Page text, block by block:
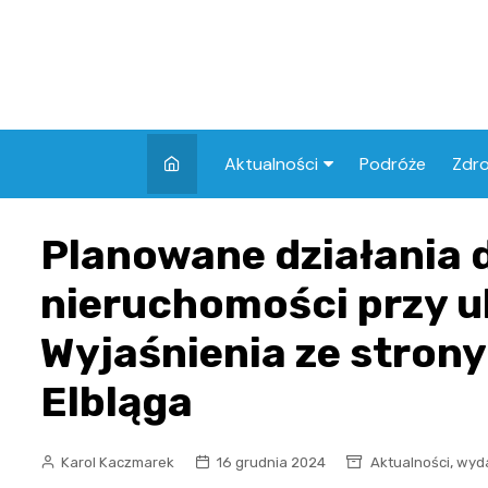
Aktualności Podróże
Planowane działania
nieruchomości przy
Wyjaśnienia ze
Elbląga
Karol Kaczmarek 16 grudnia 2024 Aktualności,